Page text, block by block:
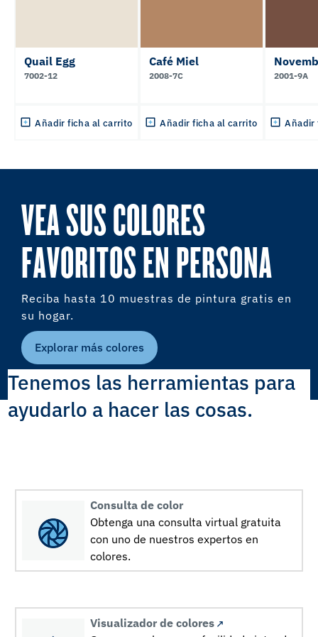
Quail Egg
7002-12
Añadir ficha al carrito
Café Miel
2008-7C
Añadir ficha al carrito
2001-9A
Añadir
VEA SUS COLORES
FAVORITOS EN PERSONA
Reciba hasta 10 muestras de pintura gratis en
su hogar.
Explorar más colores
Tenemos las herramientas para
ayudarlo a hacer las cosas.
Consulta de color
Obtenga una consulta virtual gratuita
con uno de nuestros expertos en
colores.
Visualizador de colores